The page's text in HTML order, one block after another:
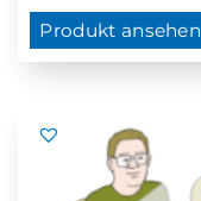
Produkt ansehen